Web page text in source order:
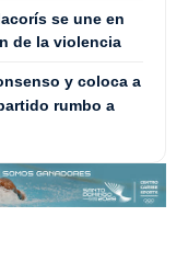
se une en
de la violencia
y coloca a
rumbo a